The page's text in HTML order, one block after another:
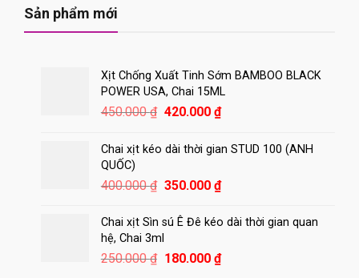
Sản phẩm mới
Xịt Chống Xuất Tinh Sớm BAMBOO BLACK
POWER USA, Chai 15ML
450.000₫ Giá
là:
420.000 ₫Giá
tại
420.000 ₫.
Chai xịt kéo dài thời gian STUD 100 (ANH
QUỐC)
400.000₫ Giá
là:
400.000 ₫.
350.000 ₫Giá
tại
350.000 ₫.
Chai xịt Sìn sú Ê Đê kéo dài thời gian quan
hệ, Chai 3ml
250.000₫ Giá
180.000 ₫Giá